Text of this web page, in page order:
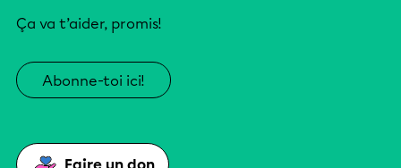
Ça va t’aider, promis!
Abonne-toi ici!